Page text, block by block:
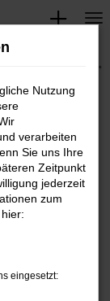
Nutzung
verarbeiten
Sie uns Ihre
Zeitpunkt
jederzeit
zum
eingesetzt: